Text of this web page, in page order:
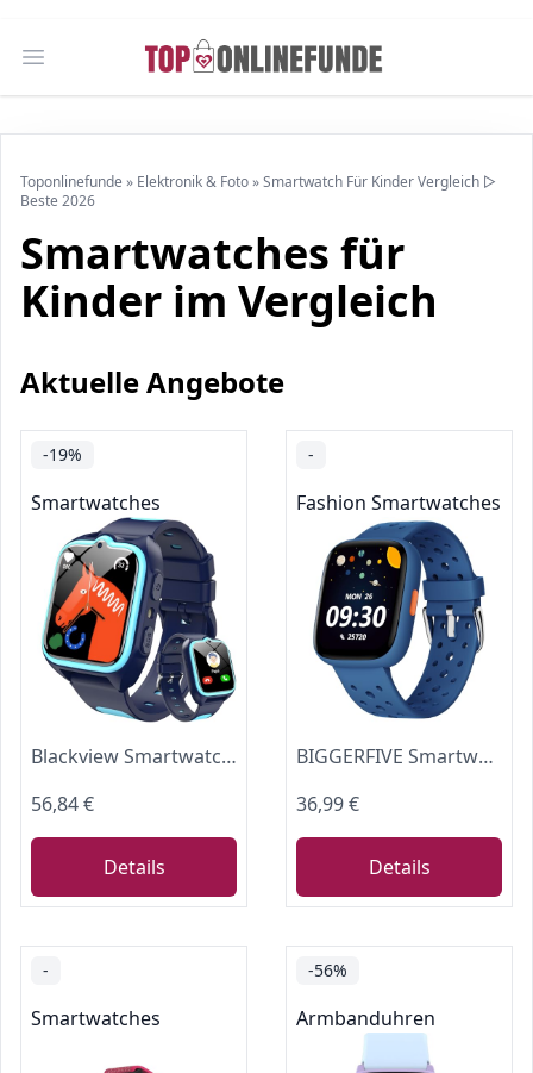
Open main menu
Toponlinefunde » Elektronik & Foto»Smartwatch Für Kinder Vergleich ▷
Beste 2026
Smartwatches für
Kinder im Vergleich
Aktuelle Angebote
-19%
Smartwatches
Blackview Smartwatch Kinder, GPS, Kann SIM-Karte einstecken, Uhr mit 4G Videoanrufe, SOS Notruf, Telefonanruf, Sprachchat, SMS, Schulmodus, Schrittzähler, Kinderuhr für Junge und Mädchen
56,84 €
Details
-
Fashion Smartwatches
BIGGERFIVE Smartwatch Kinder mit/ohne App, 1,8" Fitness Uhr Schrittzähler
36,99 €
Details
-
Smartwatches
-56%
Armbanduhren